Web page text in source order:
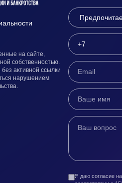
на сайте,
собственностью.
активной ссылки
нарушением
Я даю согласие